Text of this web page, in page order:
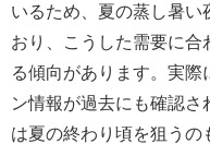
いるため、夏の蒸し暑い
おり、こうした需要に合
る傾向があります。実
ン情報が過去にも確認
は夏の終わり頃を狙うの